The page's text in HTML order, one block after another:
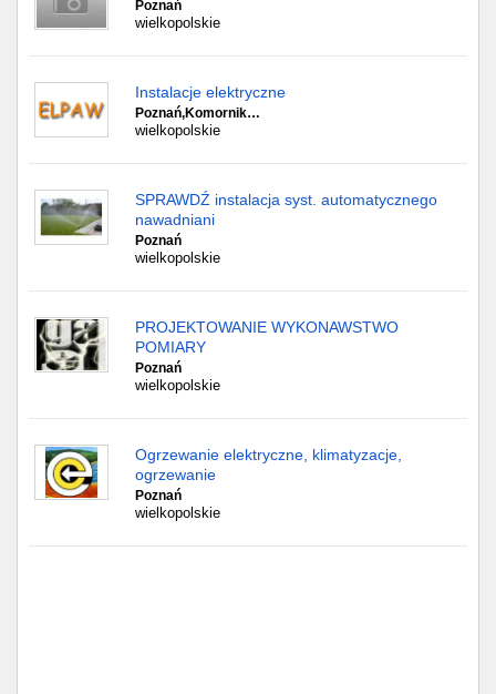
Poznań
wielkopolskie
Instalacje elektryczne
Poznań,Komornik…
wielkopolskie
SPRAWDŹ instalacja syst. automatycznego
nawadniani
Poznań
wielkopolskie
PROJEKTOWANIE WYKONAWSTWO
POMIARY
Poznań
wielkopolskie
Ogrzewanie elektryczne, klimatyzacje,
ogrzewanie
Poznań
wielkopolskie